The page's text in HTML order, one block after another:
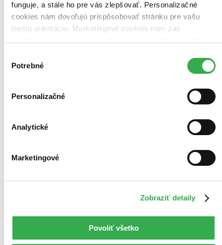
funguje, a stále ho pre vás zlepšovať. Personalizačné
cookies nám dovoľujú prispôsobovať stránku pre vašu
lepšiu orientáciu. Marketingové cookies nám zas
keby sme mohli používať všetky tieto cookies. Ďakujeme!
súhlasu
Potrebné
Personalizačné
Analytické
Marketingové
Zobraziť detaily
Povoliť všetko